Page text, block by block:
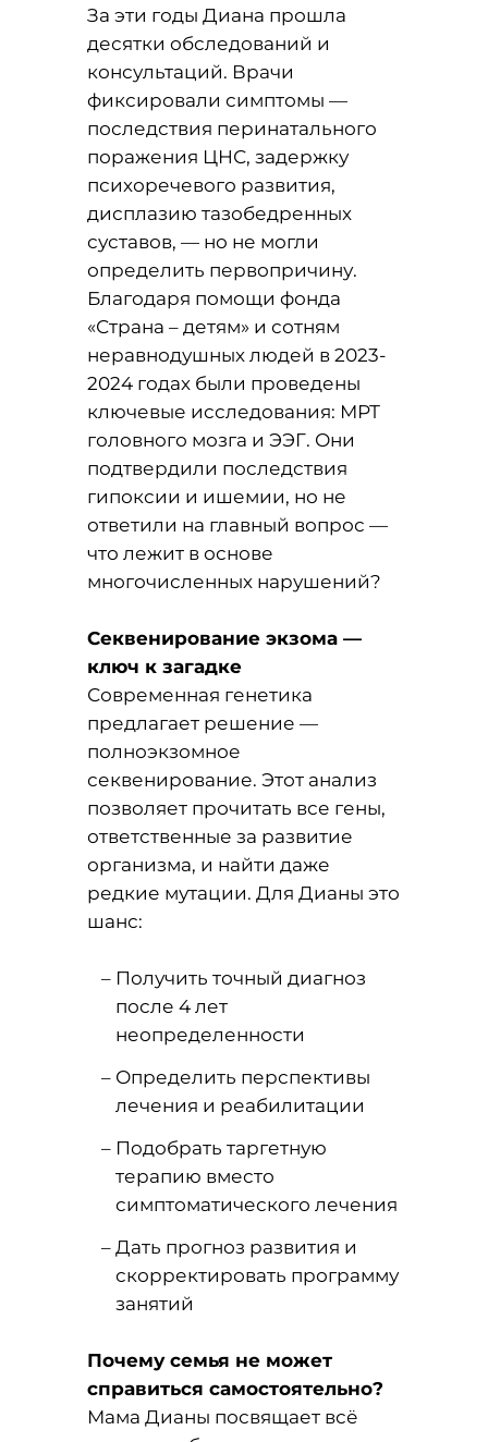
За эти годы Диана прошла
десятки обследований и
консультаций. Врачи
фиксировали симптомы —
последствия перинатального
поражения ЦНС, задержку
психоречевого развития,
дисплазию тазобедренных
суставов, — но не могли
определить первопричину.
Благодаря помощи фонда
«Страна – детям» и сотням
неравнодушных людей в 2023-
2024 годах были проведены
ключевые исследования: МРТ
головного мозга и ЭЭГ. Они
подтвердили последствия
гипоксии и ишемии, но не
ответили на главный вопрос —
что лежит в основе
многочисленных нарушений?
Секвенирование экзома —
ключ к загадке
Современная генетика
предлагает решение —
полноэкзомное
секвенирование. Этот анализ
позволяет прочитать все гены,
ответственные за развитие
организма, и найти даже
редкие мутации. Для Дианы это
шанс:
Получить точный диагноз
после 4 лет
неопределенности
Определить перспективы
лечения и реабилитации
Подобрать таргетную
терапию вместо
симптоматического лечения
Дать прогноз развития и
скорректировать программу
занятий
Почему семья не может
справиться самостоятельно?
Мама Дианы посвящает всё